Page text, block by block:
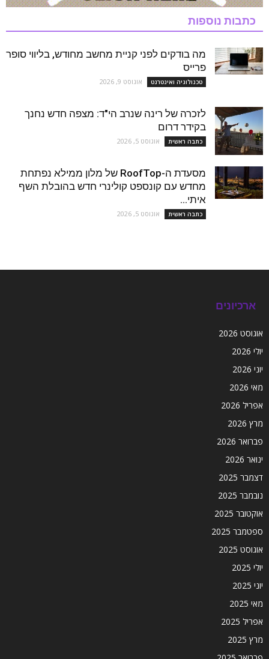
כתבות נוספות
מה בודקים לפני קניית מחשב מחודש, בליווי סופר
פרייס
טכנולוגיה ואינטרנט אוגוסט 9, 2026
לזכרה של רינה שנרב הי"ד: מצפה חדש נחנך
בקידר דרום
כתבה ראשית אוגוסט 5, 2026
מסעדת ה-RoofTop של מלון ממילא נפתחת
מחדש עם קונספט קולינרי חדש בהובלת השף
איתי...
כתבה ראשית אוגוסט 5, 2026
ארכיונים
אוגוסט 2026
יולי 2026
יוני 2026
מאי 2026
אפריל 2026
מרץ 2026
פברואר 2026
ינואר 2026
דצמבר 2025
נובמבר 2025
אוקטובר 2025
ספטמבר 2025
אוגוסט 2025
יולי 2025
יוני 2025
מאי 2025
אפריל 2025
מרץ 2025